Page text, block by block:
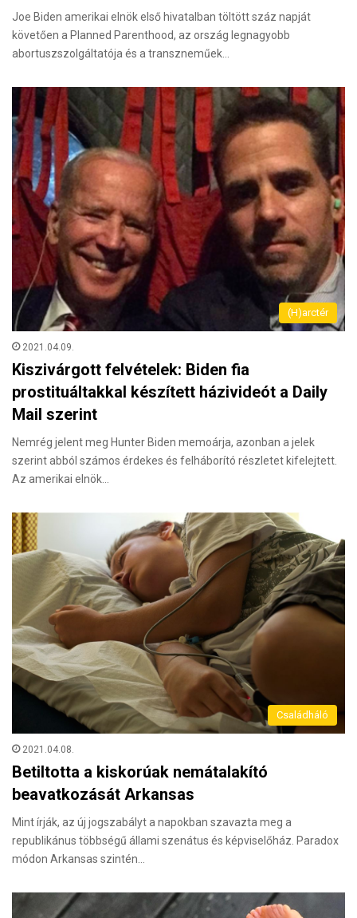
Joe Biden amerikai elnök első hivatalban töltött száz napját
követően a Planned Parenthood, az ország legnagyobb
abortuszszolgáltatója és a transzneműek…
(H)arctér
2021.04.09.
Kiszivárgott felvételek: Biden fia
prostituáltakkal készített házivideót a Daily
Mail szerint
Nemrég jelent meg Hunter Biden memoárja, azonban a jelek
szerint abból számos érdekes és felháborító részletet kifelejtett.
Az amerikai elnök…
Családháló
2021.04.08.
Betiltotta a kiskorúak nemátalakító
beavatkozását Arkansas
Mint írják, az új jogszabályt a napokban szavazta meg a
republikánus többségű állami szenátus és képviselőház. Paradox
módon Arkansas szintén…